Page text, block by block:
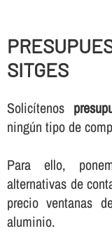
SITGES
Solicí­tenos
ningún tipo de
Para ello,
alternativas de
precio ventanas
aluminio.